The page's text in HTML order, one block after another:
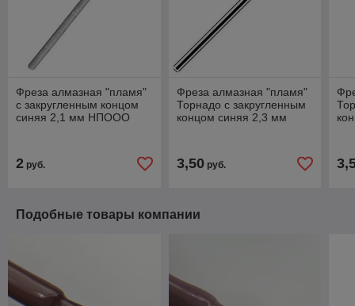
Фреза алмазная "пламя"
с закругленным концом
синяя 2,1 мм НПООО
2 руб.
Фреза алмазная "пламя"
Торнадо с закругленным
концом синяя 2,3 мм
3,50руб.
Подобные товары компании